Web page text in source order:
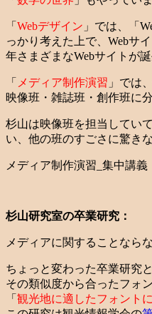
「 Webデザイン 」では、「
っかり考えた上で、Webサ
年さまざまなWebサイトが誕
「 メディア制作演習 」では
映像班・雑誌班・創作班に
杉山は映像班を担当してい
い、他の班のすごさに驚き
メディア制作演習_集中講義
杉山研究室の卒業研究：
メディアに関することなら
ちょっと変わった卒業研究
その類似度から合ったフォ
「 観光地に適したフォント